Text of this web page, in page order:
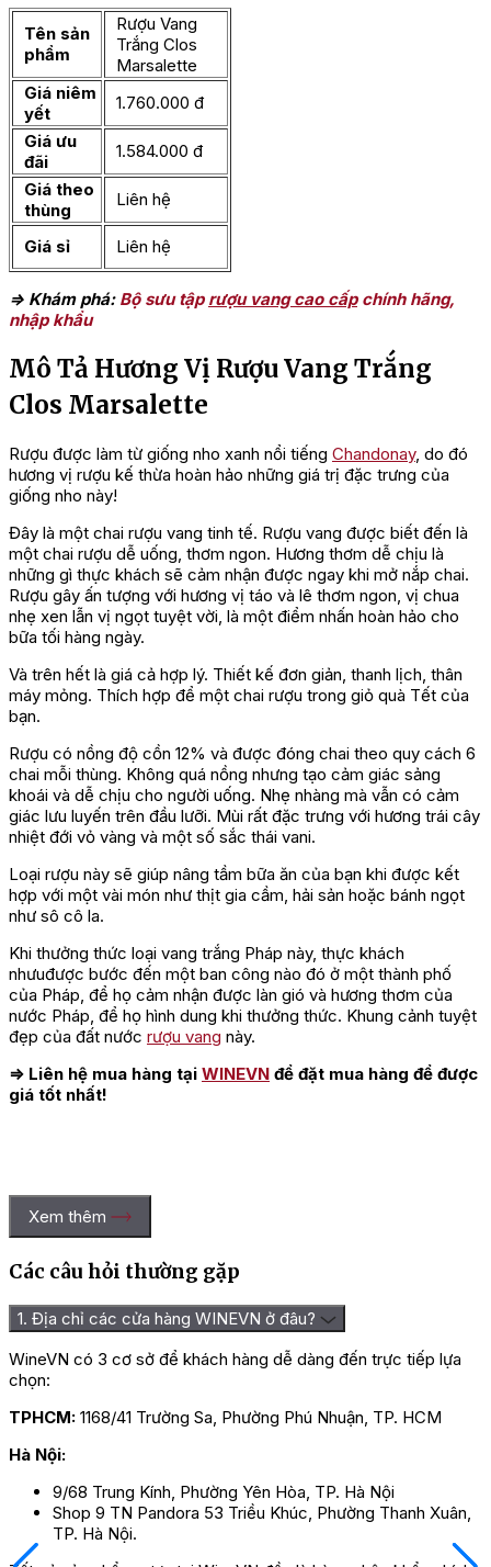
Tên sản
phẩm
Rượu Vang
Trắng Clos
Marsalette
Giá niêm
yết
1.760.000 đ
Giá ưu
đãi
1.584.000 đ
Giá theo
thùng
Liên hệ
Giá sỉ Liên hệ
=> Khám phá: Bộ sưu tập rượu vang cao cấp chính hãng,
nhập khẩu
Mô Tả Hương Vị Rượu Vang Trắng
Clos Marsalette
Rượu được làm từ giống nho xanh nổi tiếng Chandonay, do đó
hương vị rượu kế thừa hoàn hảo những giá trị đặc trưng của
giống nho này!
Đây là một chai rượu vang tinh tế. Rượu vang được biết đến là
một chai rượu dễ uống, thơm ngon. Hương thơm dễ chịu là
những gì thực khách sẽ cảm nhận được ngay khi mở nắp chai.
Rượu gây ấn tượng với hương vị táo và lê thơm ngon, vị chua
nhẹ xen lẫn vị ngọt tuyệt vời, là một điểm nhấn hoàn hảo cho
bữa tối hàng ngày.
Và trên hết là giá cả hợp lý. Thiết kế đơn giản, thanh lịch, thân
máy mỏng. Thích hợp để một chai rượu trong giỏ quà Tết của
bạn.
Rượu có nồng độ cồn 12% và được đóng chai theo quy cách 6
chai mỗi thùng. Không quá nồng nhưng tạo cảm giác sảng
khoái và dễ chịu cho người uống. Nhẹ nhàng mà vẫn có cảm
giác lưu luyến trên đầu lưỡi. Mùi rất đặc trưng với hương trái cây
nhiệt đới vỏ vàng và một số sắc thái vani.
Loại rượu này sẽ giúp nâng tầm bữa ăn của bạn khi được kết
hợp với một vài món như thịt gia cầm, hải sản hoặc bánh ngọt
như sô cô la.
Khi thưởng thức loại vang trắng Pháp này, thực khách
nhưuđược bước đến một ban công nào đó ở một thành phố
của Pháp, để họ cảm nhận được làn gió và hương thơm của
nước Pháp, để họ hình dung khi thưởng thức. Khung cảnh tuyệt
đẹp của đất nước rượu vang này.
⇒ Liên hệ mua hàng tại WINEVN để đặt mua hàng để được
giá tốt nhất!
Xem thêm
Các câu hỏi thường gặp
1. Địa chỉ các cửa hàng WINEVN ở đâu?
WineVN có 3 cơ sở để khách hàng dễ dàng đến trực tiếp lựa
chọn:
TPHCM: 1168/41 Trường Sa, Phường Phú Nhuận, TP. HCM
Hà Nội:
9/68 Trung Kính, Phường Yên Hòa, TP. Hà Nội
Shop 9 TN Pandora 53 Triều Khúc, Phường Thanh Xuân,
TP. Hà Nội.